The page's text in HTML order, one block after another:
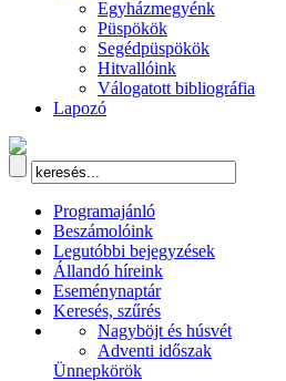
Egyházmegyénk
Püspökök
Segédpüspökök
Hitvallóink
Válogatott bibliográfia
Lapozó
Programajánló
Beszámolóink
Legutóbbi bejegyzések
Állandó híreink
Eseménynaptár
Keresés, szűrés
Nagyböjt és húsvét
Adventi időszak
Ünnepkörök